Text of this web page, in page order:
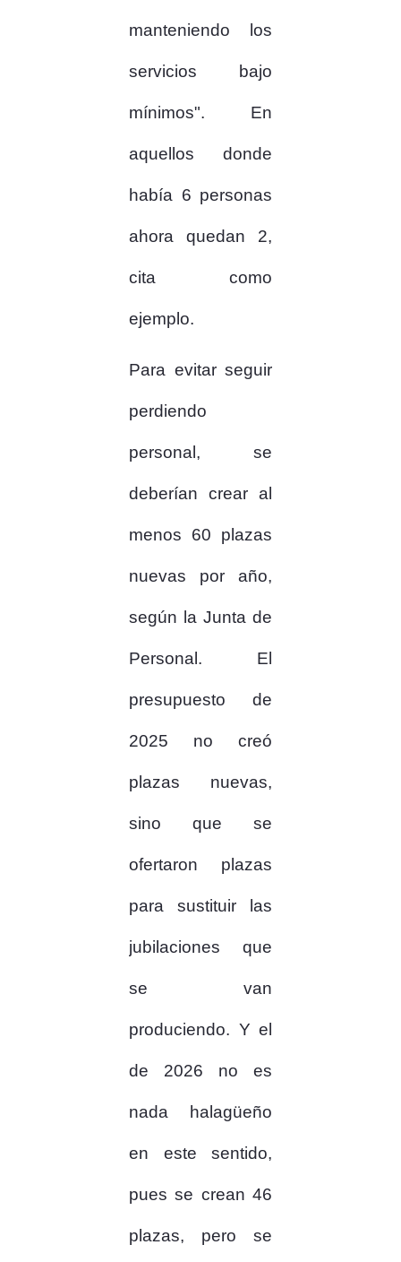
manteniendo los
servicios bajo
mínimos". En
aquellos donde
había 6 personas
ahora quedan 2,
cita como
ejemplo.
Para evitar seguir
perdiendo
personal, se
deberían crear al
menos 60 plazas
nuevas por año,
según la Junta de
Personal. El
presupuesto de
2025 no creó
plazas nuevas,
sino que se
ofertaron plazas
para sustituir las
jubilaciones que
se van
produciendo. Y el
de 2026 no es
nada halagüeño
en este sentido,
pues se crean 46
plazas, pero se